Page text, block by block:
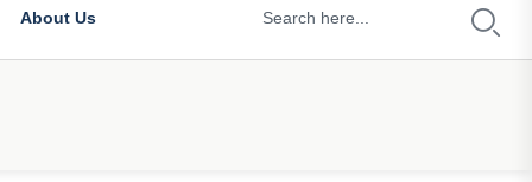
About Us